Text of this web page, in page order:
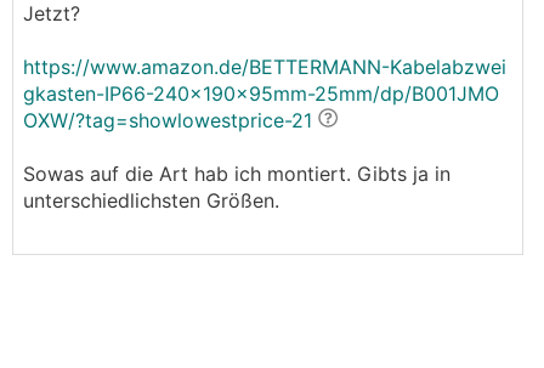
Jetzt?
https://www.amazon.de/BETTERMANN-Kabelabzwei
gkasten-IP66-240x190x95mm-25mm/dp/B001JMO
OXW/?tag=showlowestprice-21
Sowas auf die Art hab ich montiert. Gibts ja in
unterschiedlichsten Größen.